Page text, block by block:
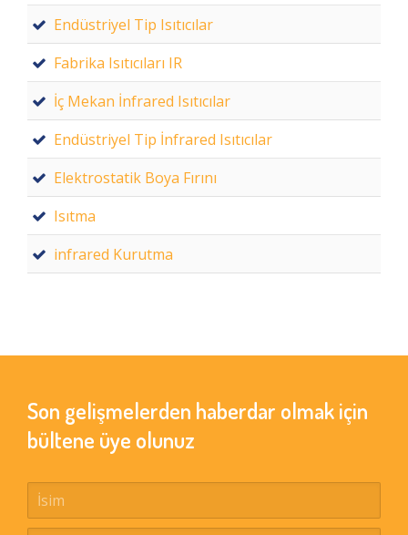
Endüstriyel Tip Isıtıcılar
Fabrika Isıtıcıları IR
İç Mekan İnfrared Isıtıcılar
Endüstriyel Tip İnfrared Isıtıcılar
Elektrostatik Boya Fırını
Isıtma
infrared Kurutma
Son gelişmelerden haberdar olmak için
bültene üye olunuz